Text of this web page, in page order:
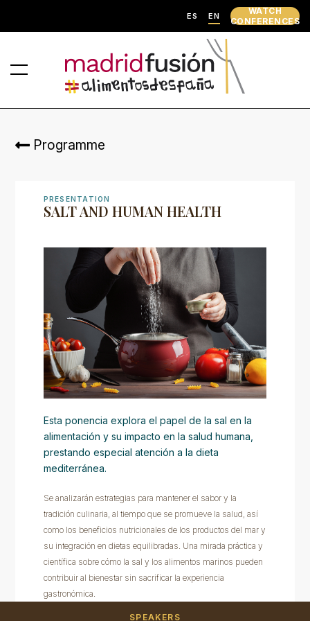
ES EN
WATCH
CONFERENCES
Programme
PRESENTATION
SALT AND HUMAN HEALTH
Esta ponencia explora el papel de la sal en la
alimentación y su impacto en la salud humana,
prestando especial atención a la dieta
mediterránea.
Se analizarán estrategias para mantener el sabor y la
tradición culinaria, al tiempo que se promueve la salud, así
como los beneficios nutricionales de los productos del mar y
su integración en dietas equilibradas. Una mirada práctica y
científica sobre cómo la sal y los alimentos marinos pueden
contribuir al bienestar sin sacrificar la experiencia
gastronómica.
SPEAKERS